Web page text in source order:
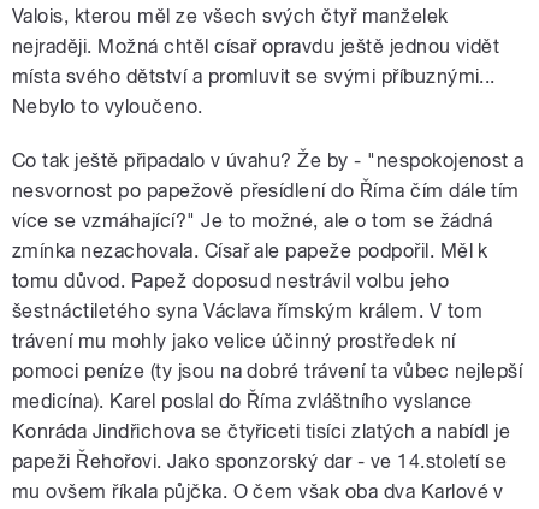
Valois, kterou měl ze všech svých čtyř manželek
nejraději. Možná chtěl císař opravdu ještě jednou vidět
místa svého dětství a promluvit se svými příbuznými...
Nebylo to vyloučeno.
Co tak ještě připadalo v úvahu? Že by - "nespokojenost a
nesvornost po papežově přesídlení do Říma čím dále tím
více se vzmáhající?" Je to možné, ale o tom se žádná
zmínka nezachovala. Císař ale papeže podpořil. Měl k
tomu důvod. Papež doposud nestrávil volbu jeho
šestnáctiletého syna Václava římským králem. V tom
trávení mu mohly jako velice účinný prostředek ní
pomoci peníze (ty jsou na dobré trávení ta vůbec nejlepší
medicína). Karel poslal do Říma zvláštního vyslance
Konráda Jindřichova se čtyřiceti tisíci zlatých a nabídl je
papeži Řehořovi. Jako sponzorský dar - ve 14.století se
mu ovšem říkala půjčka. O čem však oba dva Karlové v